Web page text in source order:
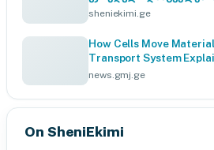
sheniekimi.ge
How Cells Move
Transport System
news.gmj.ge
On SheniEkimi